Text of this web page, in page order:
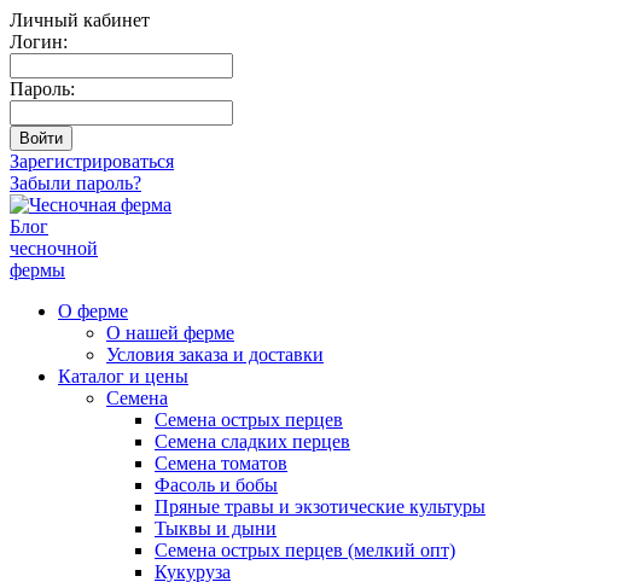
Личный кабинет
Логин:
Пароль:
Зарегистрироваться
Забыли пароль?
Блог
чесночной
фермы
О ферме
О нашей ферме
Условия заказа и доставки
Каталог и цены
Семена
Семена острых перцев
Семена сладких перцев
Семена томатов
Фасоль и бобы
Пряные травы и экзотические культуры
Тыквы и дыни
Семена острых перцев (мелкий опт)
Кукуруза